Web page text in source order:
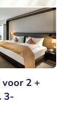
2 +
3-